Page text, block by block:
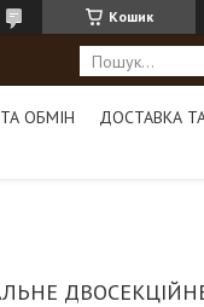
Кошик
ОБМІН ДОСТАВКА
ДВОСЕКЦІЙНЕ